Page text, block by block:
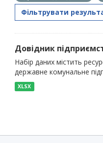
Фільтрувати
Довідник
Набір даних містить
державне комунальне
XLSX